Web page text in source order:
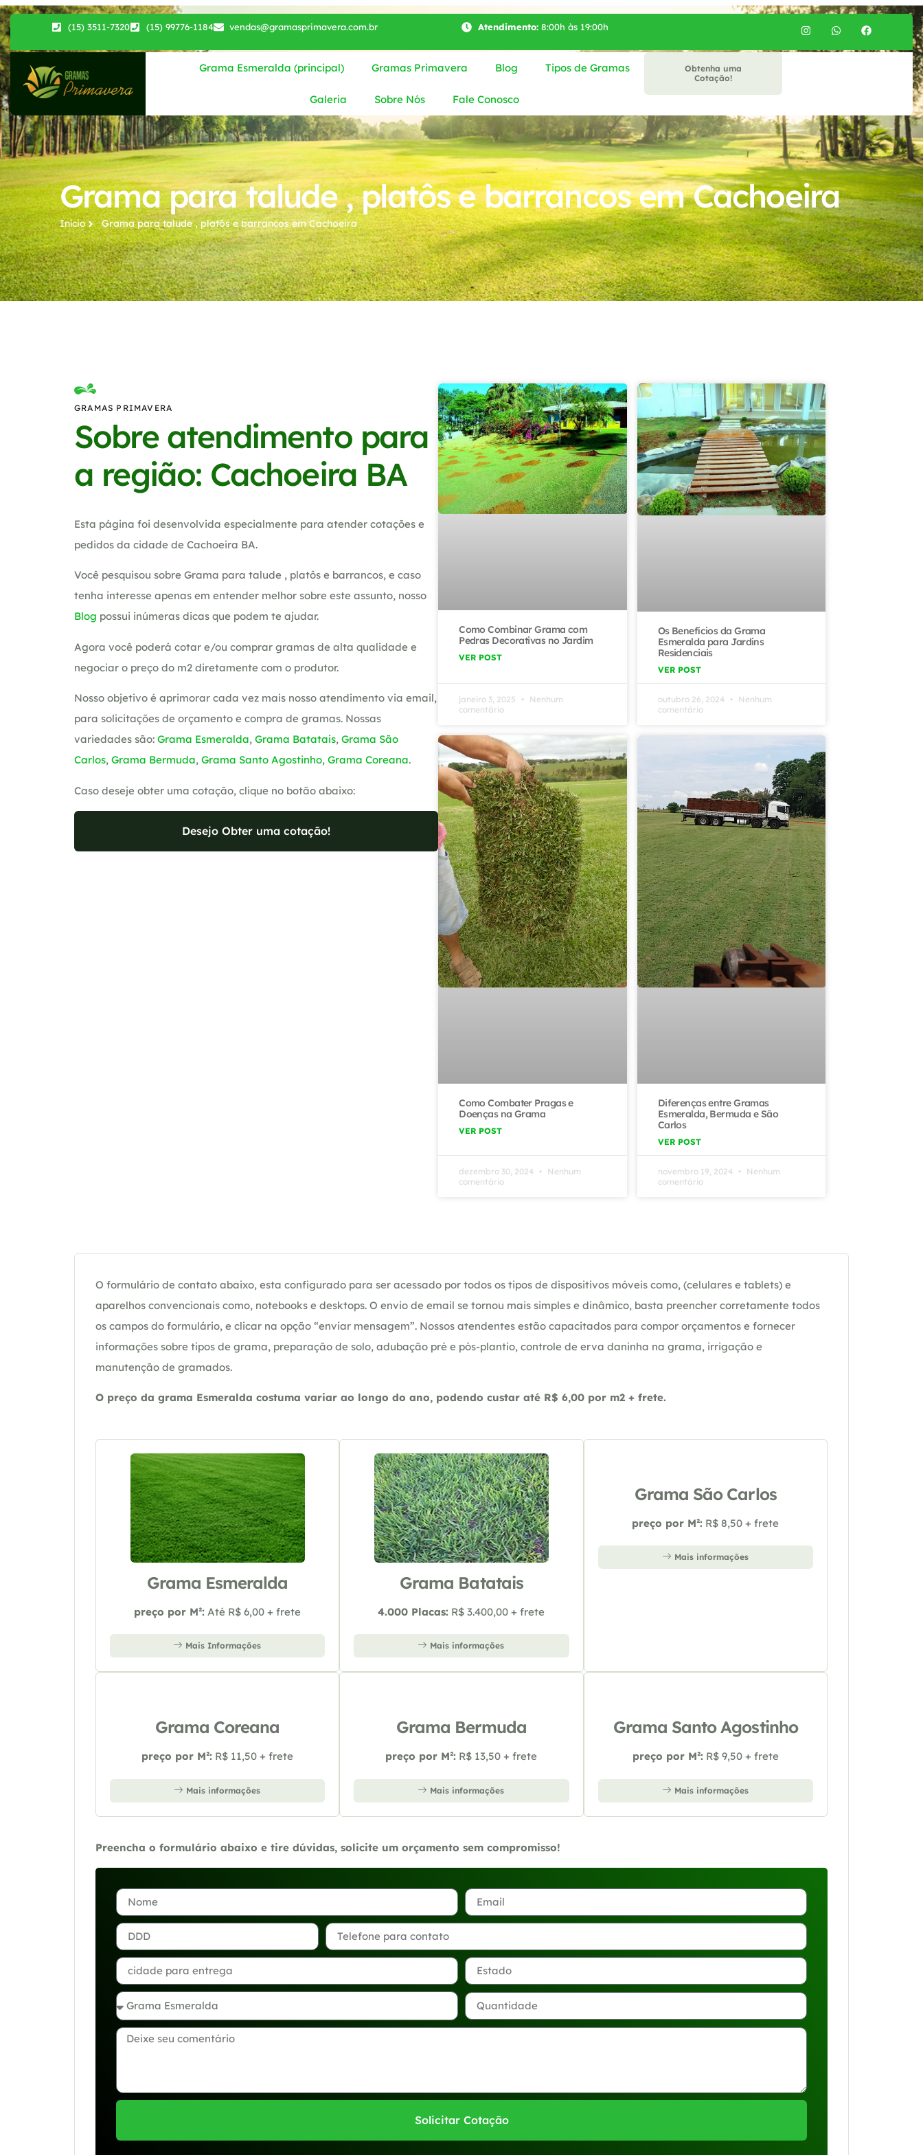
(15) 3511-7320 (15) 99776-1184 vendas@gramasprimavera.com.br Atendimento:8:00h às 19:00h
Grama Esmeralda (principal) Gramas Primavera Blog Tipos de Gramas
Galeria Sobre Nós Fale Conosco
Obtenha uma
Cotação!
Grama para talude , platôs e barrancos em Cachoeira
Início Grama para talude , platôs e barrancos​ em Cachoeira
GRAMAS PRIMAVERA
Sobre atendimento para
a região: Cachoeira BA
Esta página foi desenvolvida especialmente para atender cotações e
pedidos da cidade de Cachoeira BA.
Você pesquisou sobre Grama para talude , platôs e barrancos, e caso
tenha interesse apenas em entender melhor sobre este assunto, nosso
Blog possui inúmeras dicas que podem te ajudar.
Agora você poderá cotar e/ou comprar gramas de alta qualidade e
negociar o preço do m2 diretamente com o produtor.
Nosso objetivo é aprimorar cada vez mais nosso atendimento via email,
para solicitações de orçamento e compra de gramas. Nossas
variedades são: Grama Esmeralda, Grama Batatais, Grama São
Carlos, Grama Bermuda, Grama Santo Agostinho, Grama Coreana.
Caso deseje obter uma cotação, clique no botão abaixo:
Desejo Obter uma cotação!
Como Combinar Grama com
Pedras Decorativas no Jardim
VER POST
janeiro 3, 2025
Nenhum
comentário
Os Benefícios da Grama
Esmeralda para Jardins
Residenciais
VER POST
outubro 26, 2024
Nenhum
comentário
Como Combater Pragas e
Doenças na Grama
VER POST
dezembro 30, 2024
Nenhum
comentário
Diferenças entre Gramas
Esmeralda, Bermuda e São
Carlos
VER POST
novembro 19, 2024
Nenhum
comentário
O formulário de contato abaixo, esta configurado para ser acessado por todos os tipos de dispositivos móveis como, (celulares e tablets) e
aparelhos convencionais como, notebooks e desktops. O envio de email se tornou mais simples e dinâmico, basta preencher corretamente todos
os campos do formulário, e clicar na opção “enviar mensagem”. Nossos atendentes estão capacitados para compor orçamentos e fornecer
informações sobre tipos de grama, preparação de solo, adubação pré e pós-plantio, controle de erva daninha na grama, irrigação e
manutenção de gramados.
O preço da grama Esmeralda costuma variar ao longo do ano, podendo custar até R$ 6,00 por m2 + frete.
Grama Esmeralda
preço por M²: Até R$ 6,00 + frete
Mais Informações
Grama Batatais
4.000 Placas: R$ 3.400,00 + frete
Mais informações
Grama São Carlos
preço por M²: R$ 8,50 + frete
Mais informações
Grama Coreana
preço por M²: R$ 11,50 + frete
Mais informações
Grama Bermuda
preço por M²: R$ 13,50 + frete
Mais informações
Grama Santo Agostinho
preço por M²: R$ 9,50 + frete
Mais informações
Preencha o formulário abaixo e tire dúvidas, solicite um orçamento sem compromisso!
Solicitar Cotação